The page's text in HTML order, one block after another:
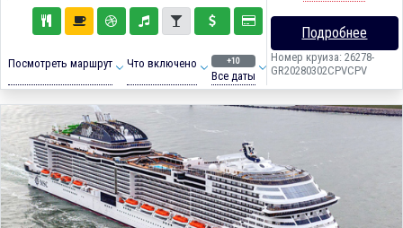
Посмотреть маршрут Что включено +10
Все даты
Подробнее
Номер круиза: 26278-
GR20280302CPVCPV